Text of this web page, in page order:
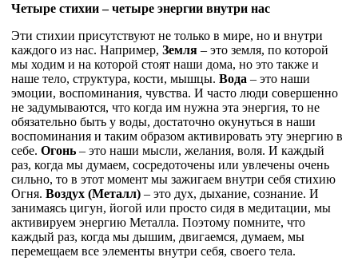
Четыре стихии – четыре энергии внутри нас
Эти стихии присутствуют не только в мире, но и внутри
каждого из нас. Например, Земля – это земля, по которой
мы ходим и на которой стоят наши дома, но это также и
наше тело, структура, кости, мышцы. Вода – это наши
эмоции, воспоминания, чувства. И часто люди совершенно
не задумываются, что когда им нужна эта энергия, то не
обязательно быть у воды, достаточно окунуться в наши
воспоминания и таким образом активировать эту энергию в
себе. Огонь – это наши мысли, желания, воля. И каждый
раз, когда мы думаем, сосредоточены или увлечены очень
сильно, то в этот момент мы зажигаем внутри себя стихию
Огня. Воздух (Металл) – это дух, дыхание, сознание. И
занимаясь цигун, йогой или просто сидя в медитации, мы
активируем энергию Металла. Поэтому помните, что
каждый раз, когда мы дышим, двигаемся, думаем, мы
перемещаем все элементы внутри себя, своего тела.